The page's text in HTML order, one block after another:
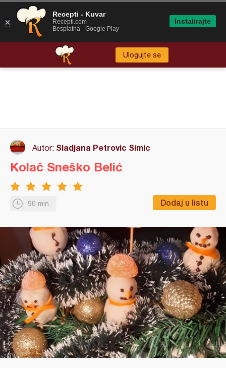
Ulogujte se
Autor: Sladjana Petrovic Simic
90 min Dodaj u listu
Kolač Sneško Belić
Recepti - Kuvar
Recepti.com
Besplatna - Google Play
Instalirajte